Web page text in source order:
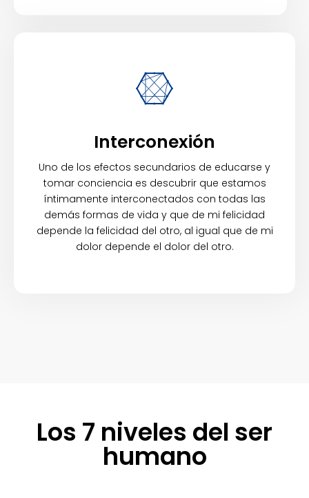
Interconexión
Uno de los efectos secundarios de educarse y
tomar conciencia es descubrir que estamos
íntimamente interconectados con todas las
demás formas de vida y que de mi felicidad
depende la felicidad del otro, al igual que de mi
dolor depende el dolor del otro.
Los 7 niveles del ser
humano